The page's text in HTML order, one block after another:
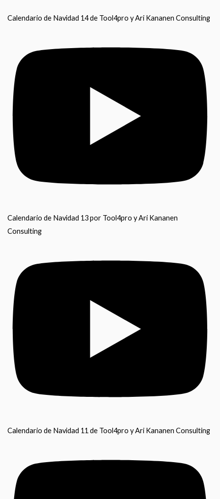
Calendario de Navidad 14 de Tool4pro y Ari Kananen Consulting
Calendario de Navidad 13 por Tool4pro y Ari Kananen
Consulting
Calendario de Navidad 11 de Tool4pro y Ari Kananen Consulting